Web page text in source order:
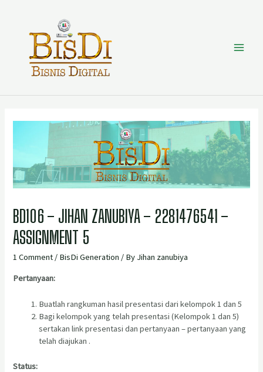
BD106 – JIHAN ZANUBIYA – 2281476541 –
ASSIGNMENT 5
1 Comment / BisDi Generation / By Jihan zanubiya
Pertanyaan:
Buatlah rangkuman hasil presentasi dari kelompok 1 dan 5
Bagi kelompok yang telah presentasi (Kelompok 1 dan 5)
sertakan link presentasi dan pertanyaan – pertanyaan yang
telah diajukan .
Status: